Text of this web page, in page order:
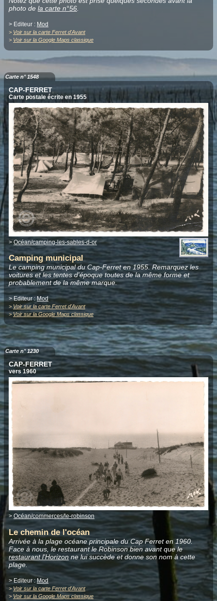
photo de la carte n°56
> Editeur : Mod
> Voir sur la carte Ferret d'Avant
> Voir sur la Google Maps classique
Carte n° 1548
CAP-FERRET
Carte postale écrite en 1955
>Océan/camping-les-sables-d-or
Camping municipal
Le camping municipal du Cap-Ferret en 1955. Remarquez les
voitures et les tentes d'époque toutes de la même forme et
probablement de la même marque.
> Editeur : Mod
>Voir sur la carte Ferret d'Avant
>Voir sur la Google Maps classique
Carte n° 1230
CAP-FERRET
vers 1960
> Océan/commerces/le-robinson
Le chemin de l'océan
Arrivée à la plage océane principale du Cap Ferret en 1960.
Face à nous, le restaurant le Robinson bien avant que le
restaurant l'Horizon ne lui succède et donne son nom à cette
plage.
> Editeur :Mod
>Voir sur la carte Ferret d'Avant
> Voir sur la Google Maps classique